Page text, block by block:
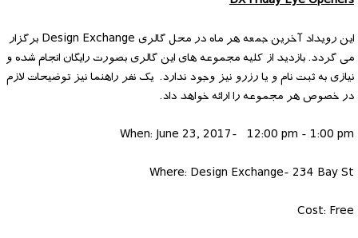
این رویداد آخرین جمعه هر ماه در محل گالری Design Exchange برگزار
می گردد. بازدید از کلیه مجموعه های این گالری بصورت رایگان انجام شده و
نیازی به ثبت نام و یا رزرو نیز وجود ندارد. یک نفر راهنما نیز توضیحات لازم
در خصوص هر مجموعه را ارائه خواهد داد.
When: June 23, 2017- 12:00 pm - 1:00 pm
Where: Design Exchange- 234 Bay St
Cost: Free